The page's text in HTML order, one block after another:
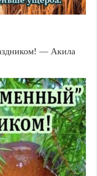
— Акила